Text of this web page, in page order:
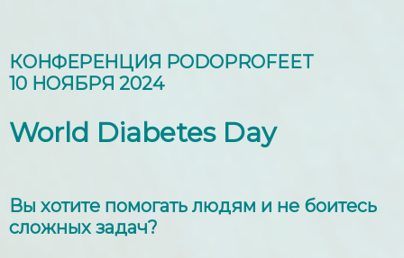
КОНФЕРЕНЦИЯ PODOPROFEET
10 НОЯБРЯ 2024
World Diabetes Day
Вы хотите помогать людям и не боитесь
сложных задач?